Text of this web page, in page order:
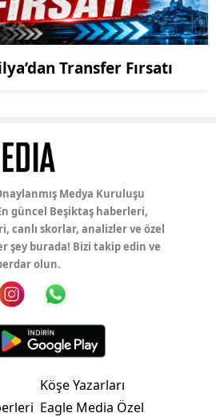
Transfer Fırsatı
Medya Kuruluşu
güncel Beşiktaş haberleri,
canlı skorlar, analizler ve özel
şey burada! Bizi takip edin ve
olun.
Köşe Yazarları
Eagle Media Özel